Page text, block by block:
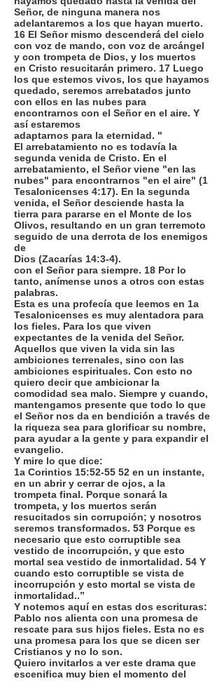
Señor, de ninguna manera nos
adelantaremos a los que hayan muerto.
16 El Señor mismo descenderá del cielo
con voz de mando, con voz de arcángel
y con trompeta de Dios, y los muertos
en Cristo resucitarán primero. 17 Luego
los que estemos vivos, los que hayamos
quedado, seremos arrebatados junto
con ellos en las nubes para
encontrarnos con el Señor en el aire. Y
así estaremos
adaptarnos para la eternidad. "
El arrebatamiento no es todavía la
segunda venida de Cristo. En el
arrebatamiento, el Señor viene "en las
nubes" para encontrarnos "en el aire" (1
Tesalonicenses 4:17). En la segunda
venida, el Señor desciende hasta la
tierra para pararse en el Monte de los
Olivos, resultando en un gran terremoto
seguido de una derrota de los enemigos
de
Dios (Zacarías 14:3-4).
con el Señor para siempre. 18 Por lo
tanto, anímense unos a otros con estas
palabras.
Esta es una profecía que leemos en 1a
Tesalonicenses es muy alentadora para
los fieles. Para los que viven
expectantes de la venida del Señor.
Aquellos que viven la vida sin las
ambiciones terrenales, sino con las
ambiciones espirituales. Con esto no
quiero decir que ambicionar la
comodidad sea malo. Siempre y cuando,
mantengamos presente que todo lo que
el Señor nos da en bendición a través de
la riqueza sea para glorificar su nombre,
para ayudar a la gente y para expandir el
evangelio.
Y mire lo que dice:
1a Corintios 15:52-55 52 en un instante,
en un abrir y cerrar de ojos, a la
trompeta final. Porque sonará la
trompeta, y los muertos serán
resucitados sin corrupción; y nosotros
seremos transformados. 53 Porque es
necesario que esto corruptible sea
vestido de incorrupción, y que esto
mortal sea vestido de inmortalidad. 54 Y
cuando esto corruptible se vista de
incorrupción y esto mortal se vista de
inmortalidad..”
Y notemos aquí en estas dos escrituras:
Pablo nos alienta con una promesa de
rescate para sus hijos fieles. Esta no es
una promesa para los que se dicen ser
Cristianos y no lo son.
Quiero invitarlos a ver este drama que
escenifica muy bien el momento del